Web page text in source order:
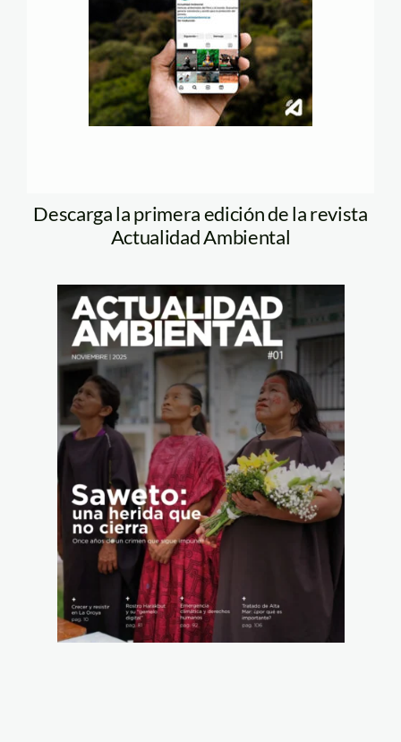
Descarga la primera edición de la revista
Actualidad Ambiental